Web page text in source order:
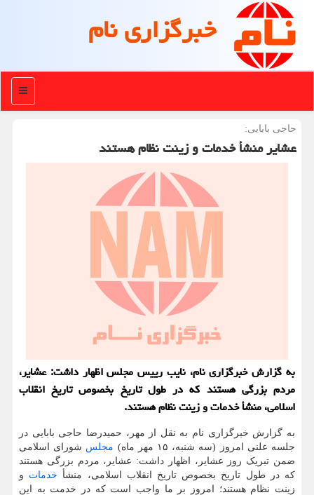
خبرگزاری نام
منو
حاجی بابایی:
عشایر منشأ خدمات و زینت نظام هستند
به گزارش خبرگزاری نام، نایب رییس مجلس اظهار داشت: عشایر،
مردم بزرگی هستند که در طول تاریخ بخصوص تاریخ انقلاب
اسلامی، منشأ خدمات و زینت نظام هستند.
به گزارش خبرگزاری نام به نقل از مهر، حمیدرضا حاجی بابایی در
جلسه علنی امروز (سه شنبه، ۱۵ مهر ماه)
مجلس شورای اسلامی
ضمن تبریک روز عشایر، اظهار داشت: عشایر، مردم بزرگی هستند
که در طول تاریخ بخصوص تاریخ انقلاب اسلامی، منشأ خدمات و
زینت نظام هستند؛ امروز بر ما واجب است که در خدمت به این